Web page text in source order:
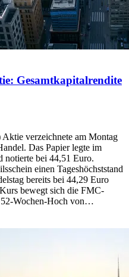
Gesamtkapitalrendite
verzeichnete am Montag
Das Papier legte im
notierte bei 44,51 Euro.
einen Tageshöchststand
bereits bei 44,29 Euro
bewegt sich die FMC-
52-Wochen-Hoch von…